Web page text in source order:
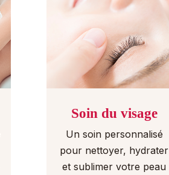
Soin du visage
Un soin personnalisé
pour nettoyer, hydrater
et sublimer votre peau